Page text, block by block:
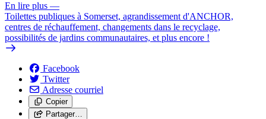
En lire plus —
Toilettes publiques à Somerset, agrandissement d'ANCHOR,
centres de réchauffement, changements dans le recyclage,
possibilités de jardins communautaires, et plus encore !
Facebook
Twitter
Adresse courriel
Copier
Partager…